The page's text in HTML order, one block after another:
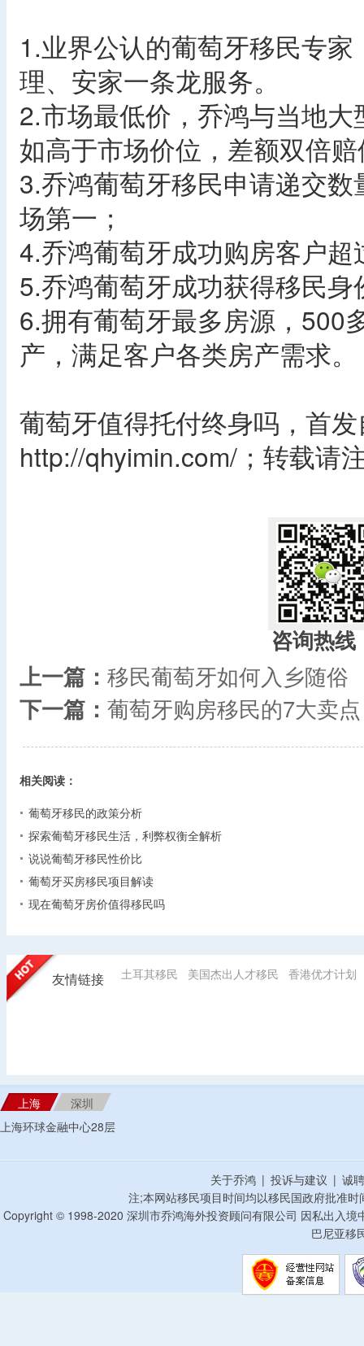
1.业界公认的葡萄牙移民专
理、安家一条龙服务。
2.市场最低价，乔鸿与当地
如高于市场价位，差额双倍
3.乔鸿葡萄牙移民申请递交
场第一；
4.乔鸿葡萄牙成功购房客户
5.乔鸿葡萄牙成功获得移民
6.拥有葡萄牙最多房源，500
产，满足客户各类房产需求。
葡萄牙值得托付终身吗，首
http://qhyimin.com/；转载请
咨询热线
上一篇： 移民葡萄牙如何入乡随俗
下一篇： 葡萄牙购房移民的7大卖点
相关阅读：
葡萄牙移民的政策分析
探索葡萄牙移民生活，利弊权衡全解析
说说葡萄牙移民性价比
葡萄牙买房移民项目解读
现在葡萄牙房价值得移民吗
友情链接 土耳其移民 美国杰出人才移民 香港优才计划
上海
深圳
上海环球金融中心28层
关于乔鸿 | 投诉与建议 | 诚
注;本网站移民项目时间均以移民国政府批准
Copyright © 1998-2020 深圳市乔鸿海外投资顾问有限公司 因私出入
巴尼亚移